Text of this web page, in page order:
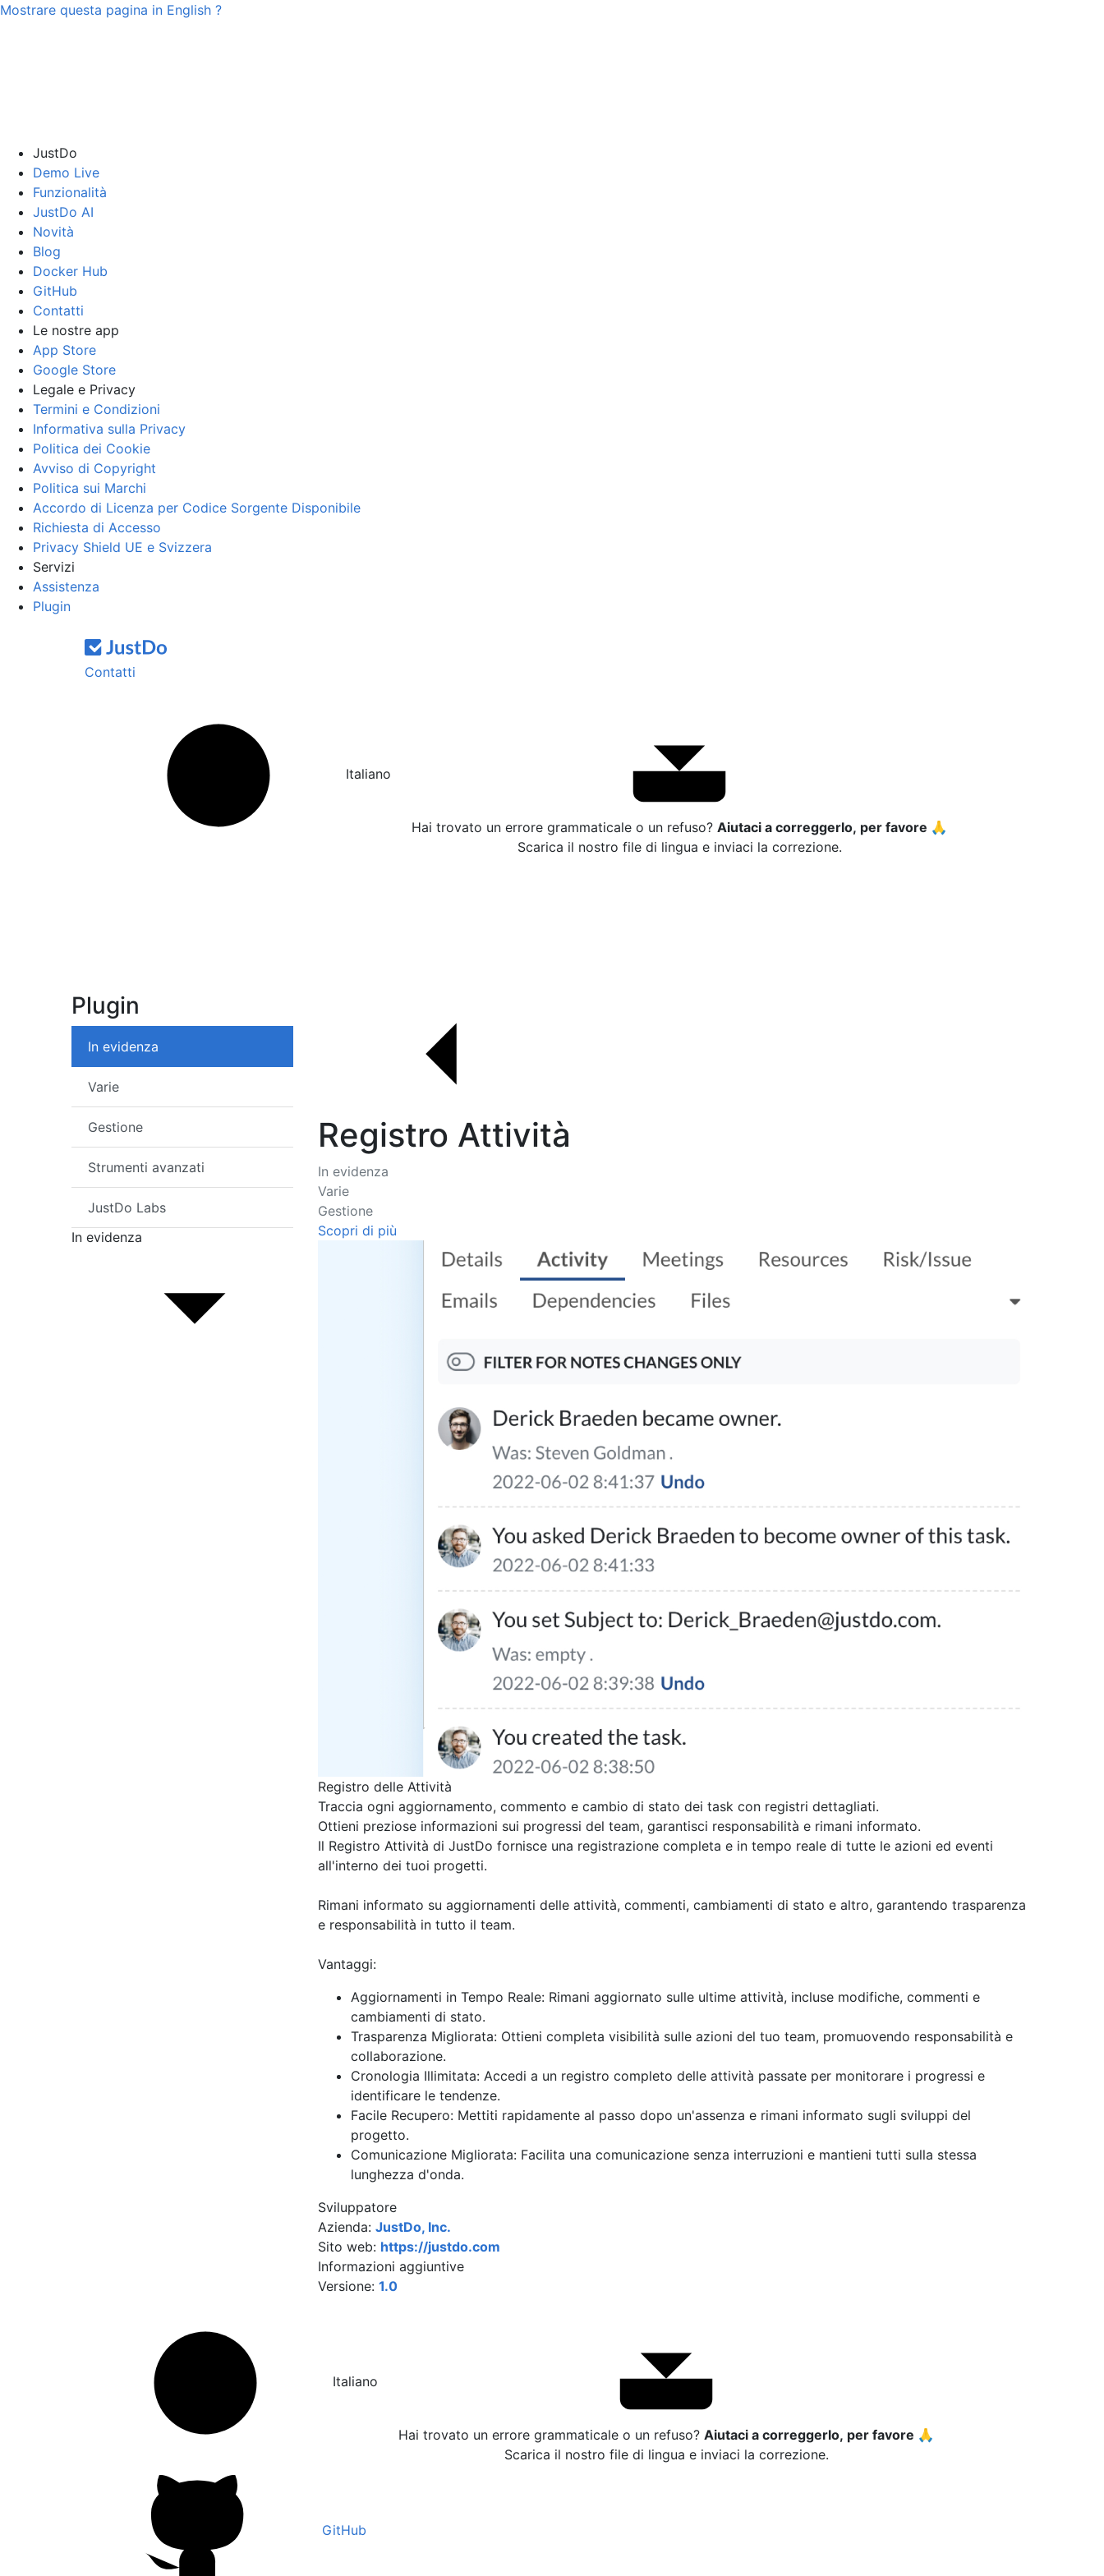
Mostrare questa pagina in English ?
JustDo
Demo Live
Funzionalità
JustDo AI
Novità
Blog
Docker Hub
GitHub
Contatti
Le nostre app
App Store
Google Store
Legale e Privacy
Termini e Condizioni
Informativa sulla Privacy
Politica dei Cookie
Avviso di Copyright
Politica sui Marchi
Accordo di Licenza per Codice Sorgente Disponibile
Richiesta di Accesso
Privacy Shield UE e Svizzera
Servizi
Assistenza
Plugin
Contatti
Italiano
Hai trovato un errore grammaticale o un refuso? Aiutaci a correggerlo, per favore 🙏
Scarica il nostro file di lingua e inviaci la correzione.
Plugin
In evidenza
Varie
Gestione
Strumenti avanzati
JustDo Labs
In evidenza
Registro Attività
In evidenza
Varie
Gestione
Scopri di più
Registro delle Attività
Traccia ogni aggiornamento, commento e cambio di stato dei task con registri dettagliati.
Ottieni preziose informazioni sui progressi del team, garantisci responsabilità e rimani informato.
Il Registro Attività di JustDo fornisce una registrazione completa e in tempo reale di tutte le azioni ed eventi
all'interno dei tuoi progetti.
Rimani informato su aggiornamenti delle attività, commenti, cambiamenti di stato e altro, garantendo trasparenza
e responsabilità in tutto il team.
Vantaggi:
Aggiornamenti in Tempo Reale: Rimani aggiornato sulle ultime attività, incluse modifiche, commenti e
cambiamenti di stato.
Trasparenza Migliorata: Ottieni completa visibilità sulle azioni del tuo team, promuovendo responsabilità e
collaborazione.
Cronologia Illimitata: Accedi a un registro completo delle attività passate per monitorare i progressi e
identificare le tendenze.
Facile Recupero: Mettiti rapidamente al passo dopo un'assenza e rimani informato sugli sviluppi del
progetto.
Comunicazione Migliorata: Facilita una comunicazione senza interruzioni e mantieni tutti sulla stessa
lunghezza d'onda.
Sviluppatore
Azienda: JustDo, Inc.
Sito web: https://justdo.com
Informazioni aggiuntive
Versione: 1.0
Italiano
Hai trovato un errore grammaticale o un refuso? Aiutaci a correggerlo, per favore 🙏
Scarica il nostro file di lingua e inviaci la correzione.
GitHub